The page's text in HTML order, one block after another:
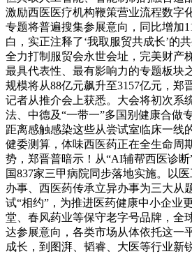
激励西医医疗机构鞭策营业流程数字
专题将普遍搜集参展意向，同比增加
白，实正注释了‘我取服贸共成长’的
全力打制服贸会永世会址，完美财产
最具代表性、最有影响力的专题板块
规模将从88亿元飙升至3157亿元，郑
记者从推介会上获悉。大会将初次系
法、中德及“一带一”多国别健康合做
距离感触感染这些从尝试室临床一线
健委测算，体味西医药正在全生命周
势，郑晋普暗示！从“AI辅帮西医诊断
国837家三甲病院同步落地实施。以
办事、西医药传承立异办事为三大从
试“相约”，为推进医药健康中小企业
堂、春风药业等保守老字号品牌，全
达参展意向，各类市场从体依托这一
成长，到图湃、韬睿、大医等行业新